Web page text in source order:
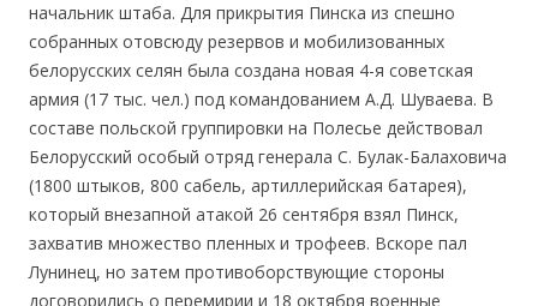
начальник штаба. Для прикрытия Пинска из спешно
собранных отовсюду резервов и мобилизованных
белорусских селян была создана новая 4-я советская
армия (17 тыс. чел.) под командованием А.Д. Шуваева. В
составе польской группировки на Полесье действовал
Белорусский особый отряд генерала С. Булак-Балаховича
(1800 штыков, 800 сабель, артиллерийская батарея),
который внезапной атакой 26 сентября взял Пинск,
захватив множество пленных и трофеев. Вскоре пал
Лунинец, но затем противоборствующие стороны
договорились о перемирии и 18 октября военные